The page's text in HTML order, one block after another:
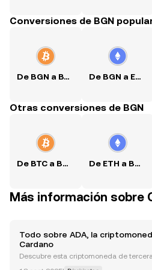
Conversiones de BGN
De BGN a BTC De BGN a ETH
Otras conversiones de BGN
De BTC a BGN De ETH a BGN
Más información sobre
Todo sobre ADA, la
Cardano
Descubre esta criptomoneda de